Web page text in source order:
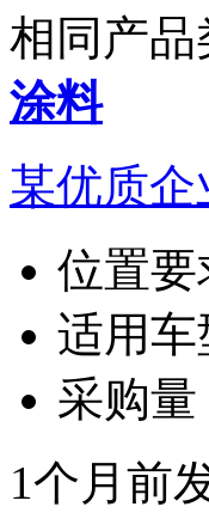
相同产品
涂料
某优质企
位置要
适用车
采购量
1个月前